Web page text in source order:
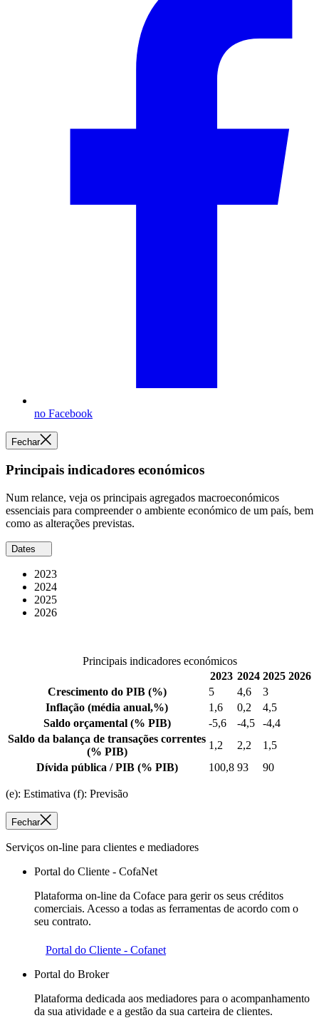
no Facebook
Fechar
Principais indicadores económicos
Num relance, veja os principais agregados macroeconómicos
essenciais para compreender o ambiente económico de um país, bem
como as alterações previstas.
Dates
2023
2024
2025
2026
Principais indicadores económicos
2023 2024 2025 2026
Crescimento do PIB (%) 5 4,6
3
Inflação (média anual,%) 1,6 0,2
4,5
Saldo orçamental (% PIB) -5,6 -4,5
-4,4
Saldo da balança de transações correntes
(% PIB)
1,2 2,2
1,5
Dívida pública / PIB (% PIB) 100,8 93 90
(e): Estimativa (f): Previsão
Fechar
Serviços on-line para clientes e mediadores
Portal do Cliente - CofaNet
Plataforma on-line da Coface para gerir os seus créditos
comerciais. Acesso a todas as ferramentas de acordo com o
seu contrato.
Portal do Cliente - Cofanet
Portal do Broker
Plataforma dedicada aos mediadores para o acompanhamento
da sua atividade e a gestão da sua carteira de clientes.